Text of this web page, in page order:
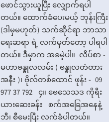
ဖောင်သွားယူပြီး လျှောက်ရပါ
တယ်။ ထောက်ခံပေးမယ့် ဘုန်းကြီး
(ဒါမှမဟုတ်) သက်ဆိုင်ရာ ဘာသာ
ရေးဆရာ ရဲ့ လက်မှတ်တော့ ပါရပါ
တယ်။ ဒီမှာက အခမဲ့ပါ။ လိပ်စာ -
မဟာဗန္ဓုလလမ်း ( ဗန္ဓုလတံတား
အနီး )၊ ဗိုလ်တစ်ထောင် ဖုန်း - 09
977 37 792 ၄။ ဗေသေသဒ ကိုရီး
ယားဆေးခန်း စက်အခြေအနေနဲ့
ဘီ၊ စီမေးပြီး လက်ခံပါတယ်။